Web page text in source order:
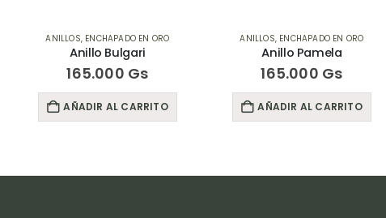
ANILLOS, ENCHAPADO EN ORO
Anillo Bulgari
165.000 Gs
AÑADIR AL CARRITO
ANILLOS, ENCHAPADO EN ORO
Anillo Pamela
165.000 Gs
AÑADIR AL CARRITO